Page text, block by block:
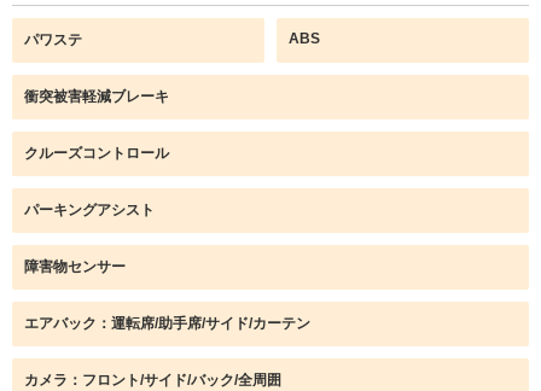
パワステ ABS
衝突被害軽減ブレーキ
クルーズコントロール
パーキングアシスト
障害物センサー
エアバック：運転席/助手席/サイド/カーテン
カメラ：フロント/サイド/バック/全周囲